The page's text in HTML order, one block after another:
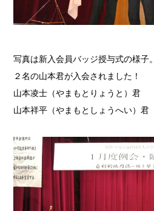
写真は新入会員バッジ授与式の様子。
２名の山本君が入会されました！
山本凌士（やまもとりょうと）君
山本祥平（やまもとしょうへい）君